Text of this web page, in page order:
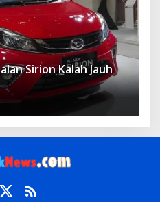
Sirion Kalah Jauh